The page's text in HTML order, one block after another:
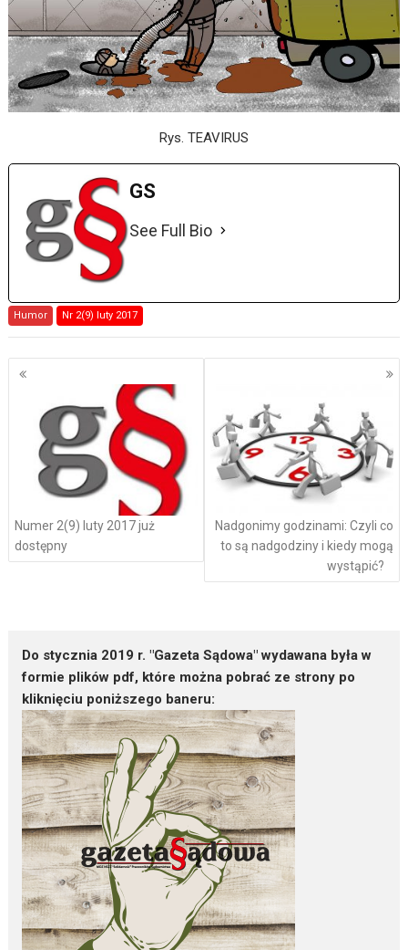
Rys. TEAVIRUS
GS
See Full Bio
Humor Nr 2(9) luty 2017
Nawigacja
wpisach
Numer 2(9) luty 2017 już
dostępny
Nadgonimy godzinami: Czyli co
to są nadgodziny i kiedy mogą
wystąpić?
Do stycznia 2019 r. "Gazeta Sądowa" wydawana była w
formie plików pdf, które można pobrać ze strony po
kliknięciu poniższego baneru: